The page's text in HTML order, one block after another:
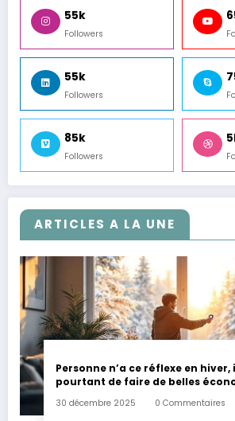
55k
Followers
55k
Followers
85k
Followers
ARTICLES A LA UNE
Personne n’a ce réflexe en
pourtant de faire de belles
30 décembre 2025 0 Commentaires